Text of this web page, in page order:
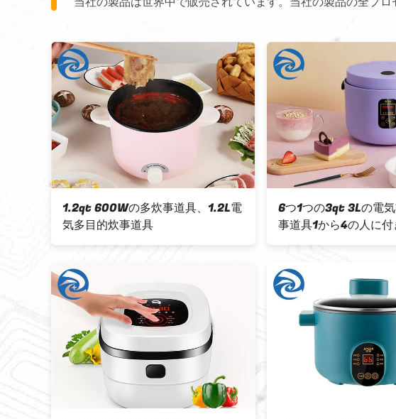
1.2qt 600Wの多炊事道具、1.2L電
気多目的炊事道具
6つ1つの3qt 3Lの電
事道具1から4の人に付